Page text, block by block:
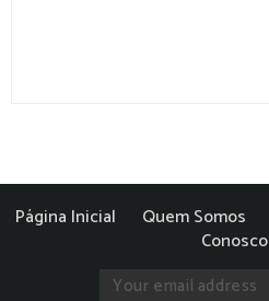
Página Inicial Quem Somos
Conosco